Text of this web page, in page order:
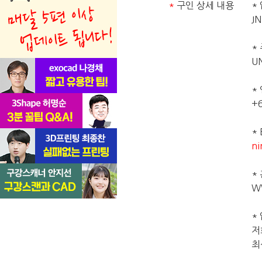
* 구인 상세 내용
*
*
*
*
*
*